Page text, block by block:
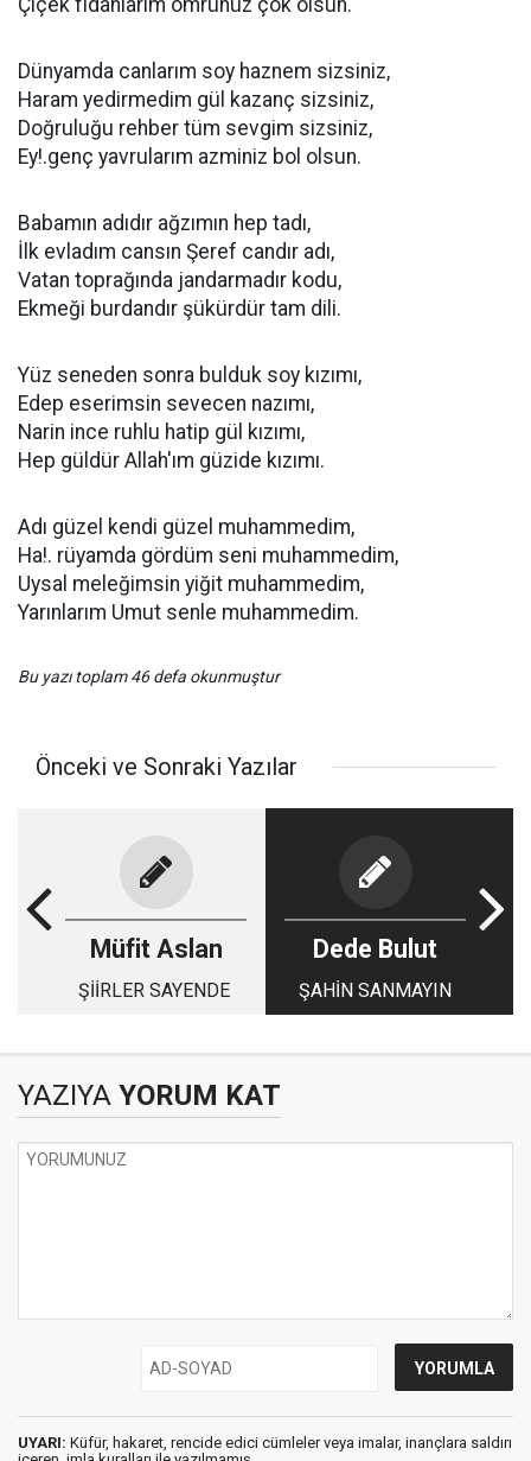
Çiçek fidanlarım ömrünüz çok olsun.
Dünyamda canlarım soy haznem sizsiniz,
Haram yedirmedim gül kazanç sizsiniz,
Doğruluğu rehber tüm sevgim sizsiniz,
Ey!.genç yavrularım azminiz bol olsun.
Babamın adıdır ağzımın hep tadı,
İlk evladım cansın Şeref candır adı,
Vatan toprağında jandarmadır kodu,
Ekmeği burdandır şükürdür tam dili.
Yüz seneden sonra bulduk soy kızımı,
Edep eserimsin sevecen nazımı,
Narin ince ruhlu hatip gül kızımı,
Hep güldür Allah'ım güzide kızımı.
Adı güzel kendi güzel muhammedim,
Ha!. rüyamda gördüm seni muhammedim,
Uysal meleğimsin yiğit muhammedim,
Yarınlarım Umut senle muhammedim.
Bu yazı toplam 46 defa okunmuştur
Önceki ve Sonraki Yazılar
Müfit Aslan
ŞİİRLER SAYENDE
Dede Bulut
ŞAHİN SANMAYIN
YAZIYA YORUM KAT
UYARI: Küfür, hakaret, rencide edici cümleler veya imalar, inançlara saldırı